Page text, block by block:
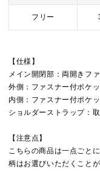
フリー
【仕様】
メイン開閉部：両開きフ
外側：ファスナー付ポケ
内側：ファスナー付ポケ
ショルダーストラップ：
【注意点】
こちらの商品は一点ごと
柄はお選びいただくこと